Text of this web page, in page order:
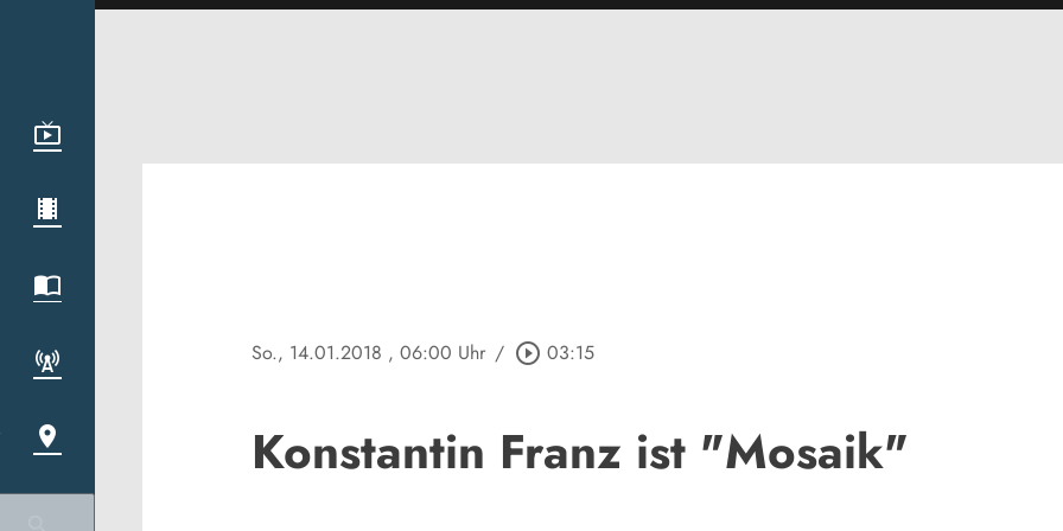
So., 14.01.2018 , 06:00 Uhr / play_circle_outline 03:15
Konstantin Franz ist "Mosaik"